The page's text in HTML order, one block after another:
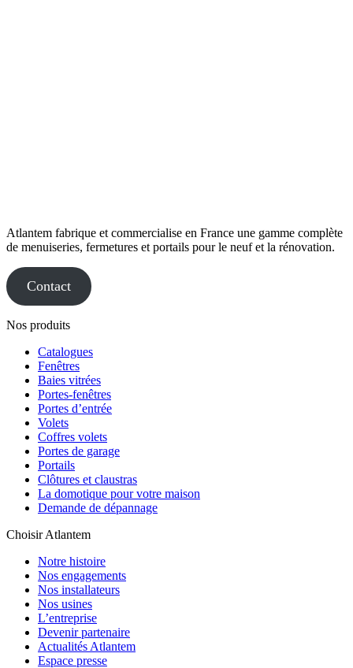
Atlantem fabrique et commercialise en France une gamme complète
de menuiseries, fermetures et portails pour le neuf et la rénovation.
Contact
Nos produits
Catalogues
Fenêtres
Baies vitrées
Portes-fenêtres
Portes d’entrée
Volets
Coffres volets
Portes de garage
Portails
Clôtures et claustras
La domotique pour votre maison
Demande de dépannage
Choisir Atlantem
Notre histoire
Nos engagements
Nos installateurs
Nos usines
L’entreprise
Devenir partenaire
Actualités Atlantem
Espace presse